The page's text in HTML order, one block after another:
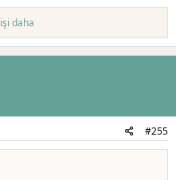
daha
#255